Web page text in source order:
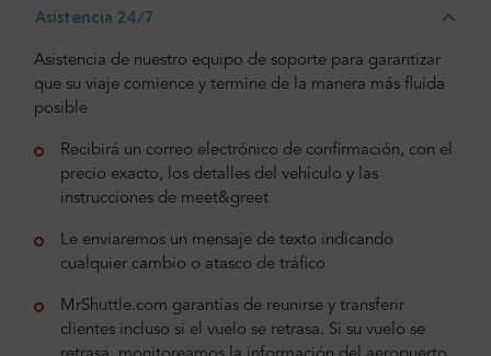
Asistencia 24/7
Asistencia de nuestro equipo de soporte para garantizar
que su viaje comience y termine de la manera más fluida
posible
Recibirá un correo electrónico de confirmación, con el
precio exacto, los detalles del vehículo y las
instrucciones de meet&greet
Le enviaremos un mensaje de texto indicando
cualquier cambio o atasco de tráfico
MrShuttle.com garantías de reunirse y transferir
clientes incluso si el vuelo se retrasa. Si su vuelo se